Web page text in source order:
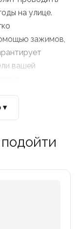
на улице.
зажимов,
вашей
или
▾